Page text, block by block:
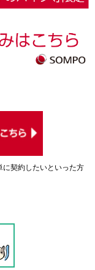
契約したいといった方